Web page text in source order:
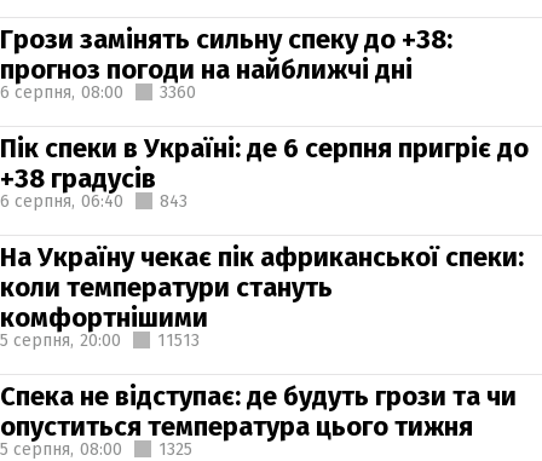
Грози замінять сильну спеку до +38:
прогноз погоди на найближчі дні
6 серпня, 08:00 3360
Пік спеки в Україні: де 6 серпня пригріє до
+38 градусів
6 серпня, 06:40 843
На Україну чекає пік африканської спеки:
коли температури стануть
комфортнішими
5 серпня, 20:00 11513
Спека не відступає: де будуть грози та чи
опуститься температура цього тижня
5 серпня, 08:00 1325